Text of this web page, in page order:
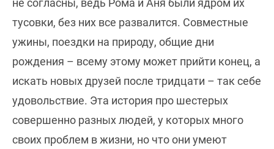
тусовки, без них все развалится. Совместные
ужины, поездки на природу, общие дни
рождения – всему этому может прийти конец, а
искать новых друзей после тридцати – так себе
удовольствие. Эта история про шестерых
совершенно разных людей, у которых много
своих проблем в жизни, но что они умеют